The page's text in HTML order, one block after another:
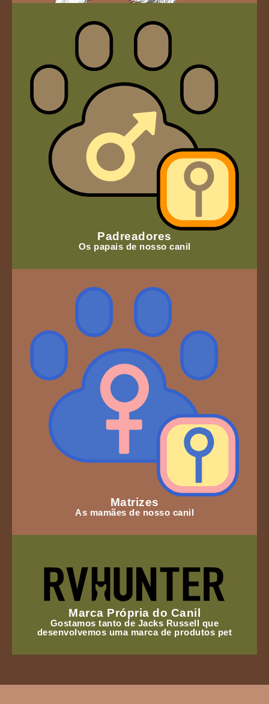
Padreadores
Os papais de nosso canil
Matrizes
As mamães de nosso canil
Marca Própria do Canil
Gostamos tanto de Jacks Russell que
desenvolvemos uma marca de produtos pet